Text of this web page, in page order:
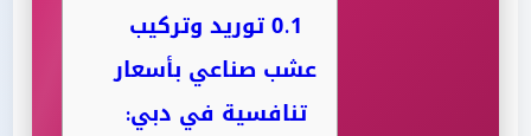
0.1توريد وتركيب
عشب صناعي بأسعار
تنافسية في دبي: